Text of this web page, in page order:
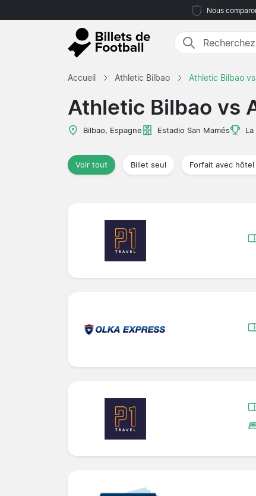
Nous
Accueil Athletic Bilbao Athletic Bilbao
Athletic Bilbao vs
Bilbao, Espagne Estadio San Mamés La
Voir tout Billet seul Forfait avec hôtel